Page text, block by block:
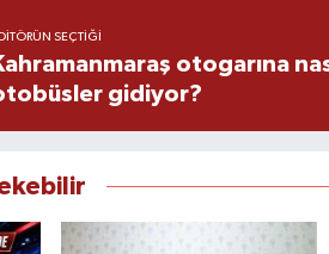
SEÇTIĞI
otogarına
gidiyor?